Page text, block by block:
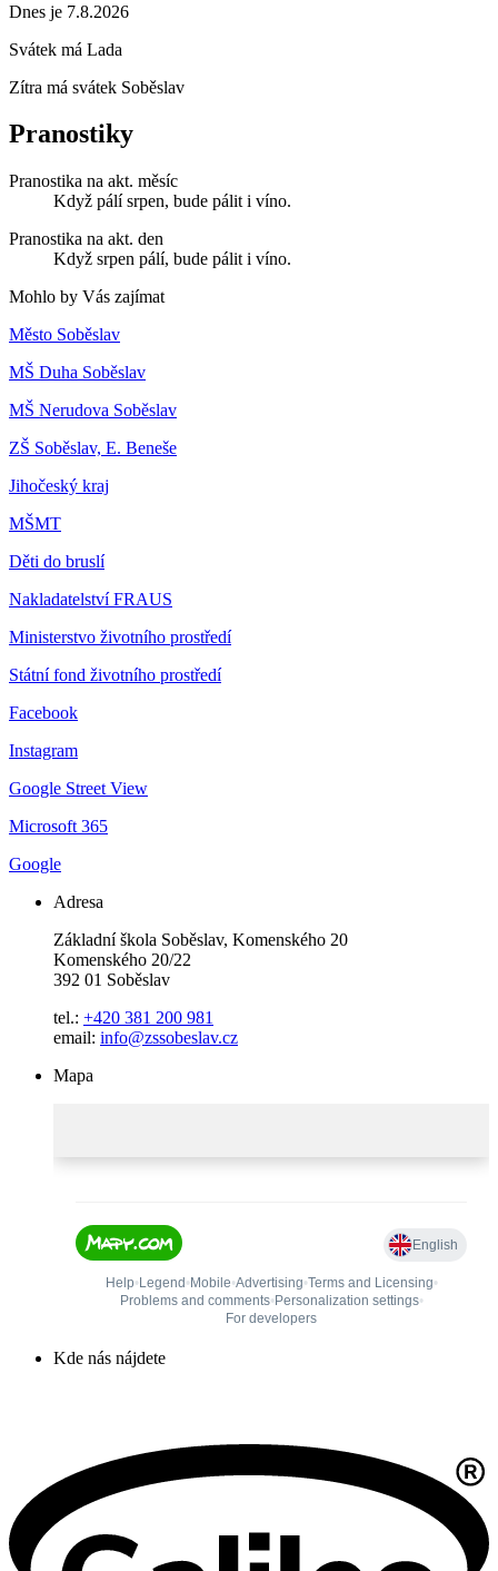
Dnes je 7.8.2026
Svátek má Lada
Zítra má svátek Soběslav
Pranostiky
Pranostika na akt. měsíc
Když pálí srpen, bude pálit i víno.
Pranostika na akt. den
Když srpen pálí, bude pálit i víno.
Mohlo by Vás zajímat
Město Soběslav
MŠ Duha Soběslav
MŠ Nerudova Soběslav
ZŠ Soběslav, E. Beneše
Jihočeský kraj
MŠMT
Děti do bruslí
Nakladatelství FRAUS
Ministerstvo životního prostředí
Státní fond životního prostředí
Facebook
Instagram
Google Street View
Microsoft 365
Google
Adresa
Základní škola Soběslav, Komenského 20
Komenského 20/22
392 01 Soběslav
tel.: +420 381 200 981
email: info@zssobeslav.cz
Mapa
Kde nás nájdete